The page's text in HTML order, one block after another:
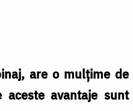
are o mulţime de
avantaje sunt